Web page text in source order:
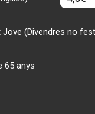
Jove (Divendres no
65 anys